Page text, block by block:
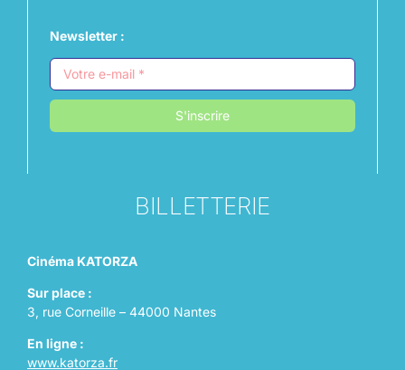
Newsletter :
S'inscrire
BILLETTERIE
Cinéma KATORZA
Sur place :
3, rue Corneille – 44000 Nantes
En ligne :
www.katorza.fr